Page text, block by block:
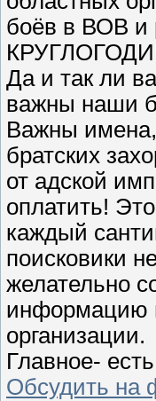
боёв в ВОВ и
Да и так ли
важны наши
Важны
братских
от адской
оплатить!
каждый
поисковики
желательно
информацию
организации.
Главное-
Обсудить на